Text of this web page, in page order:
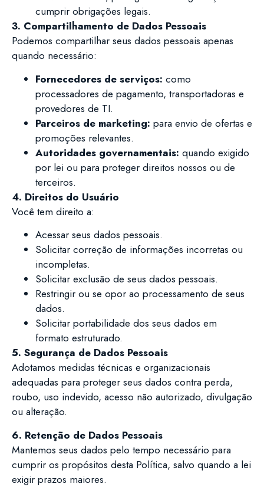
cumprir obrigações legais.
3. Compartilhamento de Dados Pessoais
Podemos compartilhar seus dados pessoais apenas
quando necessário:
Fornecedores de serviços: como
processadores de pagamento, transportadoras e
provedores de TI.
Parceiros de marketing: para envio de ofertas e
promoções relevantes.
Autoridades governamentais: quando exigido
por lei ou para proteger direitos nossos ou de
terceiros.
4. Direitos do Usuário
Você tem direito a:
Acessar seus dados pessoais.
Solicitar correção de informações incorretas ou
incompletas.
Solicitar exclusão de seus dados pessoais.
Restringir ou se opor ao processamento de seus
dados.
Solicitar portabilidade dos seus dados em
formato estruturado.
5. Segurança de Dados Pessoais
Adotamos medidas técnicas e organizacionais
adequadas para proteger seus dados contra perda,
roubo, uso indevido, acesso não autorizado, divulgação
ou alteração.
6. Retenção de Dados Pessoais
Mantemos seus dados pelo tempo necessário para
cumprir os propósitos desta Política, salvo quando a lei
exigir prazos maiores.